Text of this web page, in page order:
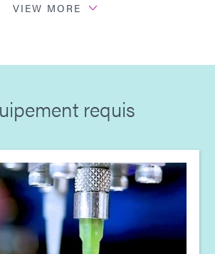
de photopolymérisation
de dosage (Europe|FR)
de photopolymérisation
de dosage (Asie | FR)
VIEW MORE
requis